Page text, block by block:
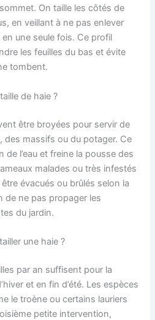
On taille les côtés de
en veillant à ne pas enlever
en une seule fois. Ce profil
les feuilles du bas et évite
tombent.
de haie ?
être broyées pour servir de
des massifs ou du potager. Ce
de l’eau et freine la pousse des
malades ou très infestés
évacués ou brûlés selon la
de ne pas propager les
du jardin.
une haie ?
par an suffisent pour la
et en fin d’été. Les espèces
le troène ou certains lauriers
petite intervention,